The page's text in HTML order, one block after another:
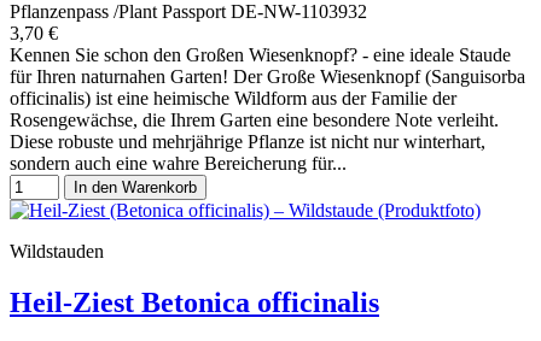
Pflanzenpass /Plant Passport DE-NW-1103932
3,70 €
Kennen Sie schon den Großen Wiesenknopf? - eine ideale Staude
für Ihren naturnahen Garten! Der Große Wiesenknopf (Sanguisorba
officinalis) ist eine heimische Wildform aus der Familie der
Rosengewächse, die Ihrem Garten eine besondere Note verleiht.
Diese robuste und mehrjährige Pflanze ist nicht nur winterhart,
sondern auch eine wahre Bereicherung für...
In den Warenkorb
Wildstauden
Heil-Ziest Betonica officinalis